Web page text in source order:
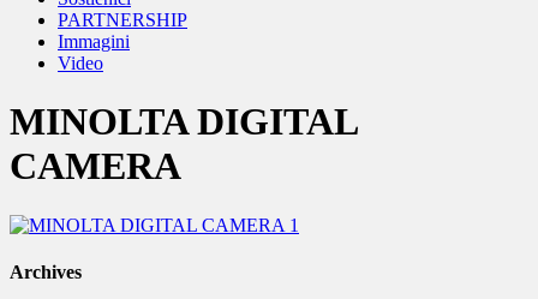
PARTNERSHIP
Immagini
Video
MINOLTA DIGITAL
CAMERA
Archives